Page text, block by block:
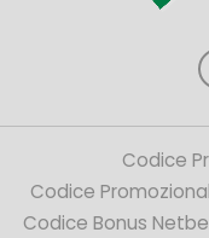
Codice
Codice
Codice Bonus